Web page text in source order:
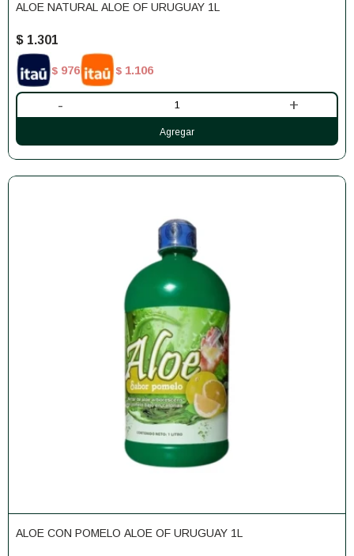
ALOE NATURAL ALOE OF URUGUAY 1L
$ 1.301
$ 976 $ 1.106
- +
ALOE CON POMELO ALOE OF URUGUAY 1L